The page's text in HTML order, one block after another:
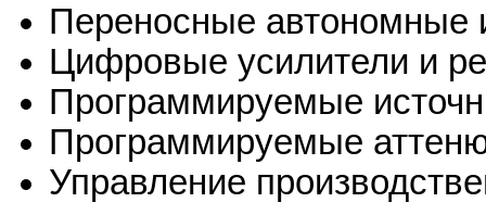
Переносные автономные
Цифровые усилители и
Программируемые
Программируемые
Управление